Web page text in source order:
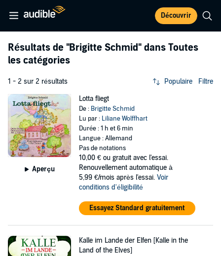
Découvrir
Résultats de "Brigitte Schmid" dans Toutes
les catégories
1 - 2 sur 2 résultats Populaire Filtre
Aperçu
Lotta fliegt
De : Brigitte Schmid
Lu par : Liliane Wolffhart
Durée : 1 h et 6 min
Langue : Allemand
Pas de notations
10,00 € ou gratuit avec l'essai.
Renouvellement automatique à
5,99 €/mois après l'essai. Voir
conditions d'éligibilité
Essayez Standard gratuitement
Kalle im Lande der Elfen [Kalle in the
Land of the Elves]